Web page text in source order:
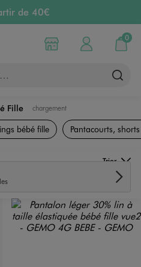
de 40€
en magasin
jours
Choisir mon magasin
Mon compte
0
Mon
Fille chargement
Vêtements Fille
bébé fille Pantacourts,
Trier